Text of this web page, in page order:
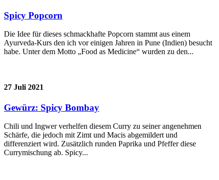
Spicy Popcorn
Die Idee für dieses schmackhafte Popcorn stammt aus einem
Ayurveda-Kurs den ich vor einigen Jahren in Pune (Indien) besucht
habe. Unter dem Motto „Food as Medicine“ wurden zu den...
27 Juli 2021
Gewürz: Spicy Bombay
Chili und Ingwer verhelfen diesem Curry zu seiner angenehmen
Schärfe, die jedoch mit Zimt und Macis abgemildert und
differenziert wird. Zusätzlich runden Paprika und Pfeffer diese
Currymischung ab. Spicy...